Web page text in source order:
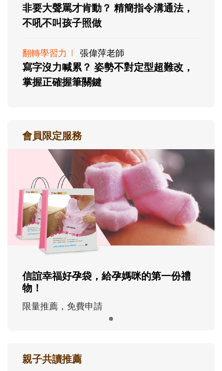
非要大聲罵才肯動？ 精簡指令溝通法，
不吼不叫孩子照做
翻轉學習力 張偉萍老師
寫字沒力喊累？ 姿勢不對定型超難改，
掌握正確握筆關鍵
會員限定服務
信誼幸福好孕袋，給孕媽咪的第一份禮
物！
限量推薦，免費申請
親子共讀推薦